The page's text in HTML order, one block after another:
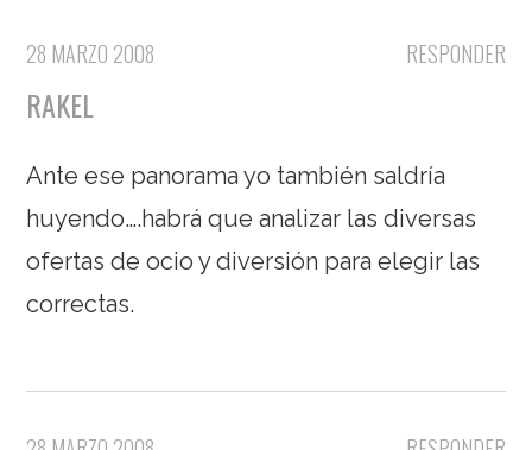
RESPONDER
28 MARZO 2008
RAKEL
Ante ese panorama yo también saldría
huyendo….habrá que analizar las diversas
ofertas de ocio y diversión para elegir las
correctas.